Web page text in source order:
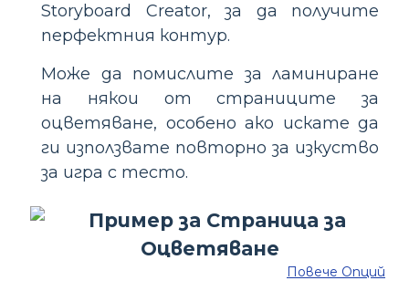
Storyboard Creator, за да получите
перфектния контур.
Може да помислите за ламиниране
на някои от страниците за
оцветяване, особено ако искате да
ги използвате повторно за изкуство
за игра с тесто.
Повече Опций